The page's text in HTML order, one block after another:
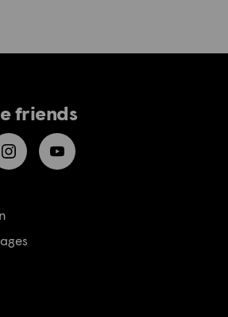
friends
InstagramYouTube